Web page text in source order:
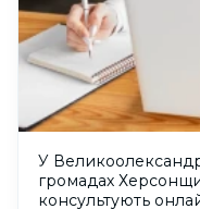
У
громадах
консультують